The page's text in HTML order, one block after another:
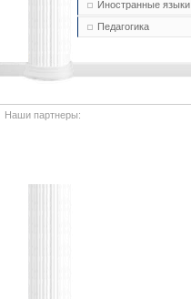
Иностранные языки
Педагогика
Наши партнеры: